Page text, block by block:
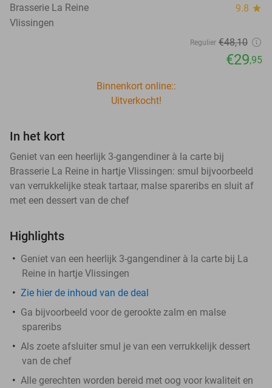
Brasserie La Reine 9.8 star
Vlissingen
Regulier €48,10
€29,95
Binnenkort online::
Uitverkocht!
In het kort
Geniet van een heerlijk 3-gangendiner à la carte bij
Brasserie La Reine in hartje Vlissingen: smul bijvoorbeeld
van verrukkelijke steak tartaar, malse spareribs en sluit af
met een dessert van de chef
Highlights
Geniet van een heerlijk 3-gangendiner à la carte bij La
Reine in hartje Vlissingen
Zie hier de inhoud van de deal
Ga bijvoorbeeld voor de gerookte zalm en malse
spareribs
Als zoete afsluiter smul je van een verrukkelijk dessert
van de chef
Alle gerechten worden bereid met oog voor kwaliteit en